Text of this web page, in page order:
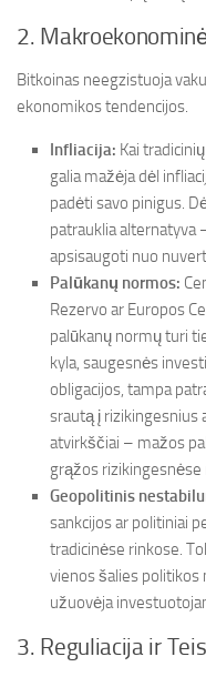
2.
Bitkoinas neegzistuoja
ekonomikos tendencijos.
Infliacija: Kai
galia mažėja dėl
padėti savo pinigus.
patrauklia alternatyva
apsisaugoti nuo
Palūkanų normos:
Rezervo ar Europos
palūkanų normų turi
kyla, saugesnės
obligacijos, tampa
srautą į rizikingesnius
atvirkščiai – mažos
grąžos rizikingesnėse
Geopolitinis
sankcijos ar politiniai
tradicinėse rinkose.
vienos šalies politikos
užuovėja
3. Reguliacija ir